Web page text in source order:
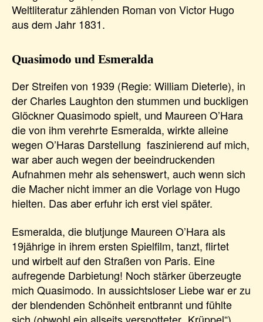
Weltliteratur zählenden Roman von Victor Hugo
aus dem Jahr 1831.
Quasimodo und Esmeralda
Der Streifen von 1939 (Regie: William Dieterle), in
der Charles Laughton den stummen und buckligen
Glöckner Quasimodo spielt, und Maureen O’Hara
die von ihm verehrte Esmeralda, wirkte alleine
wegen O’Haras Darstellung faszinierend auf mich,
war aber auch wegen der beeindruckenden
Aufnahmen mehr als sehenswert, auch wenn sich
die Macher nicht immer an die Vorlage von Hugo
hielten. Das aber erfuhr ich erst viel später.
Esmeralda, die blutjunge Maureen O’Hara als
19jährige in ihrem ersten Spielfilm, tanzt, flirtet
und wirbelt auf den Straßen von Paris. Eine
aufregende Darbietung! Noch stärker überzeugte
mich Quasimodo. In aussichtsloser Liebe war er zu
der blendenden Schönheit entbrannt und fühlte
sich (obwohl ein allseits verspotteter „Krüppel“)